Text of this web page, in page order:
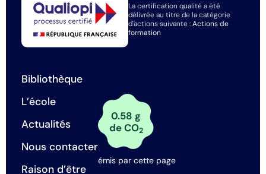
La certification qualité a été
délivrée au titre de la catégorie
d'actions suivante :Actions de
formation
Bibliothèque
L’école
Actualités
Nous contacter
Raison d’être
0.58 g
de CO2
émis par cette page